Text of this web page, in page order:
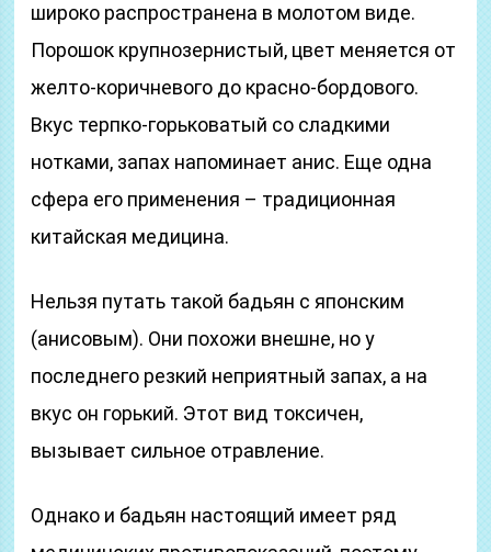
широко распространена в молотом виде.
Порошок крупнозернистый, цвет меняется от
желто-коричневого до красно-бордового.
Вкус терпко-горьковатый со сладкими
нотками, запах напоминает анис. Еще одна
сфера его применения – традиционная
китайская медицина.
Нельзя путать такой бадьян с японским
(анисовым). Они похожи внешне, но у
последнего резкий неприятный запах, а на
вкус он горький. Этот вид токсичен,
вызывает сильное отравление.
Однако и бадьян настоящий имеет ряд